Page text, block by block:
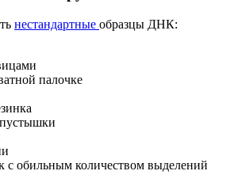
нестандартные образцы ДНК:
палочке
с обильным количеством выделений